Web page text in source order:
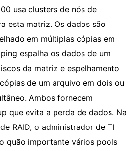
usa clusters de nós de
esta matriz. Os dados são
em múltiplas cópias em
espalha os dados de um
da matriz e espelhamento
de um arquivo em dois ou
Ambos fornecem
que evita a perda de dados. Na
RAID, o administrador de TI
quão importante vários pools